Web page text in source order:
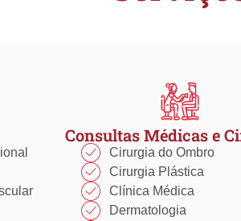
Consultas Médicas e
Cirurgia do Ombro​​
Cirurgia Plástica​​
Clínica Médica​​
Dermatologia